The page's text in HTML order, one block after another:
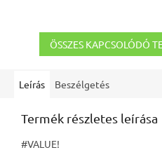
ÖSSZES KAPCSOLÓDÓ
Leírás Beszélgetés
Termék részletes leírása
#VALUE!